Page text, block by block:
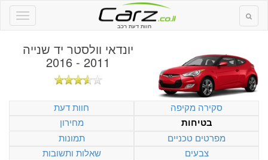
חוות דעת רכב
יונדאי וולסטר יד שנייה
2011 - 2016
סקירה מקיפה
חוות דעת
בטיחות
מחירון
מפרטים טכניים
תמונות
צבעים
שאלות ותשובות